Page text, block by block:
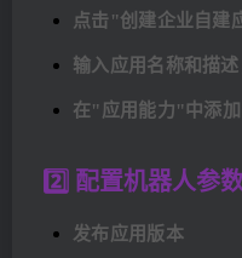
点击"创建企业自建
输入应用名称和描
在"应用能力"中添
2️⃣ 配置机器人参
发布应用版本